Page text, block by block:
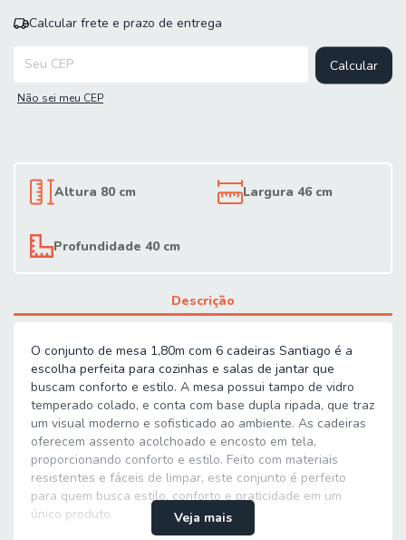
Calcular frete e prazo de entrega
Calcular
Não sei meu CEP
Altura 80 cm Largura 46 cm
Profundidade 40 cm
Descrição
O conjunto de mesa 1,80m com 6 cadeiras Santiago é a
escolha perfeita para cozinhas e salas de jantar que
buscam conforto e estilo. A mesa possui tampo de vidro
temperado colado, e conta com base dupla ripada, que traz
um visual moderno e sofisticado ao ambiente. As cadeiras
oferecem assento acolchoado e encosto em tela,
proporcionando conforto e estilo. Feito com materiais
resistentes e fáceis de limpar, este conjunto é perfeito
para quem busca estilo, conforto e praticidade em um
único produto.
Veja mais